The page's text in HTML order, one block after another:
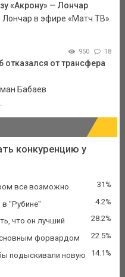
«Акрону» — Лончар
Лончар в эфире «Матч ТВ»
950 18
от трансфера
Бабаев
конкуренцию у
все возможно 31%
"Рубине" 4.2%
что он лучший 28.2%
форвардом 22.5%
подыскивали новую
14.1%